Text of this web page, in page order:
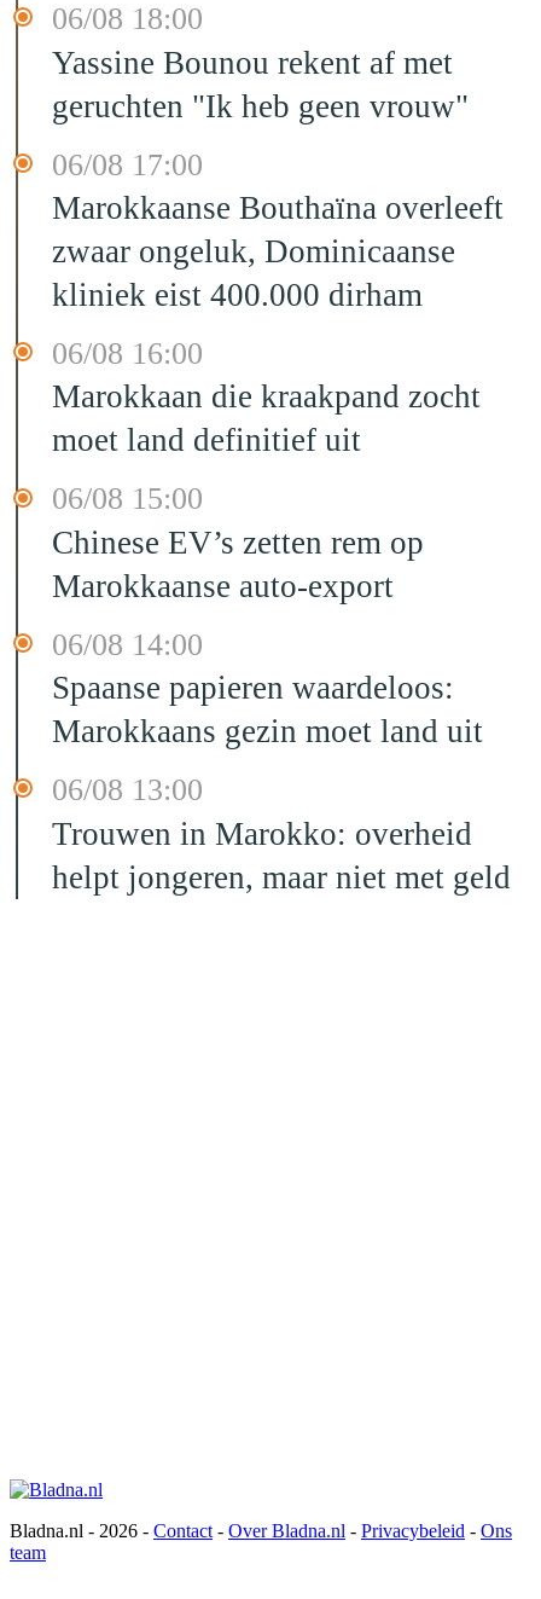
06/08 18:00
Yassine Bounou rekent af met
geruchten "Ik heb geen vrouw"
06/08 17:00
Marokkaanse Bouthaïna overleeft
zwaar ongeluk, Dominicaanse
kliniek eist 400.000 dirham
06/08 16:00
Marokkaan die kraakpand zocht
moet land definitief uit
06/08 15:00
Chinese EV’s zetten rem op
Marokkaanse auto-export
06/08 14:00
Spaanse papieren waardeloos:
Marokkaans gezin moet land uit
06/08 13:00
Trouwen in Marokko: overheid
helpt jongeren, maar niet met geld
Bladna.nl - 2026 - Contact - Over Bladna.nl - Privacybeleid - Ons
team